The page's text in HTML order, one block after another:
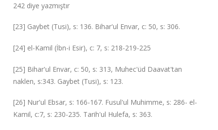
242 diye yazmıştır
[23] Gaybet (Tusi), s: 136. Bihar'ul Envar, c: 50, s: 306.
[24] el-Kamil (İbn-i Esir), c: 7, s: 218-219-225
[25] Bihar'ul Envar, c: 50, s: 313, Muhec'üd Daavat'tan
naklen, s:343. Gaybet (Tusi), s: 123.
[26] Nur'ul Ebsar, s: 166-167. Fusul'ul Muhimme, s: 286- el-
Kamil, c:7, s: 230-235. Tarih'ul Hulefa, s: 363.